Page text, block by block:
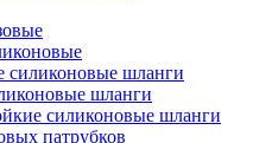
силиконовые шланги
шланги
силиконовые шланги
патрубков